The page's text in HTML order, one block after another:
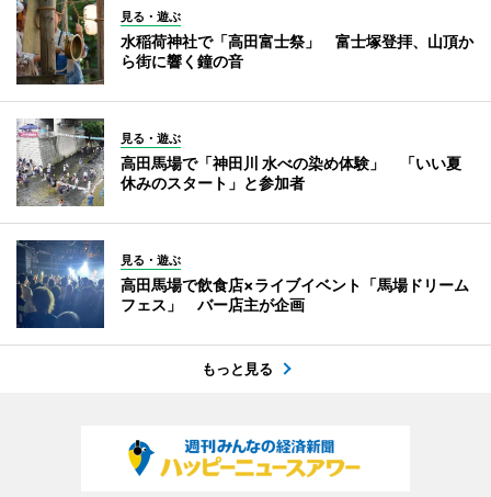
見る・遊ぶ
水稲荷神社で「高田富士祭」 富士塚登拝、山頂か
ら街に響く鐘の音
見る・遊ぶ
高田馬場で「神田川 水べの染め体験」 「いい夏
休みのスタート」と参加者
見る・遊ぶ
高田馬場で飲食店×ライブイベント「馬場ドリーム
フェス」 バー店主が企画
もっと見る